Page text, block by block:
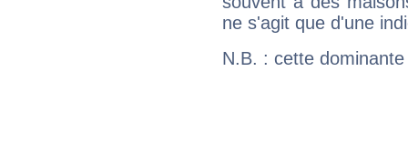
ne s'agit que d'une
N.B. : cette